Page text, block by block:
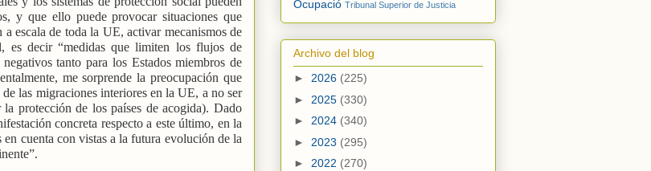
y que ello puede provocar situaciones que
escala de toda la UE, activar mecanismos de
es decir “medidas que limiten los flujos de
tanto para los Estados miembros de
me sorprende la preocupación que
las migraciones interiores en la UE, a no ser
protección de los países de acogida). Dado
concreta respecto a este último, en la
cuenta con vistas a la futura evolución de la
Ocupació Tribunal Superior de Justicia
Archivo del blog
► 2026 (225)
► 2025 (330)
► 2024 (340)
► 2023 (295)
► 2022 (270)